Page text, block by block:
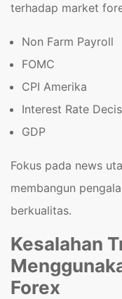
terhadap market
Non Farm Payroll
FOMC
CPI Amerika
Interest Rate
GDP
Fokus pada news
membangun
berkualitas.
Kesalahan
Forex